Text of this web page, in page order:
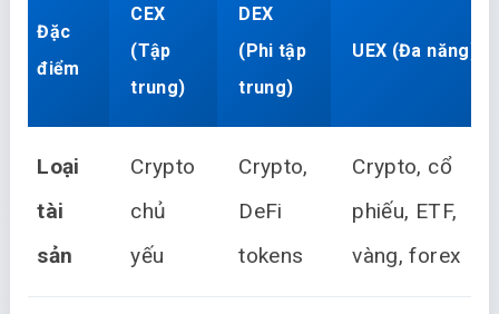
Đặc
điểm
CEX
(Tập
trung)
DEX
(Phi tập
trung)
UEX (Đa năng)
Loại
tài
sản
Crypto
chủ
yếu
Crypto,
DeFi
tokens
Crypto, cổ
phiếu, ETF,
vàng, forex